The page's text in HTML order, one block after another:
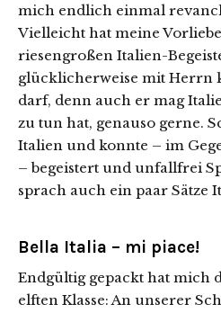
mich endlich einmal
Vielleicht hat meine
riesengroßen Italien-
glücklicherweise mit Herrn
darf, denn auch er mag
zu tun hat, genauso gerne.
Italien und konnte – im
– begeistert und unfallfrei
sprach auch ein paar Sätze
Bella Italia – mi piace!
Endgültig gepackt hat mich
elften Klasse: An unserer